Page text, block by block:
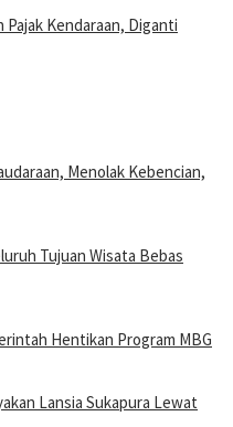
Pajak Kendaraan, Diganti
Menolak Kebencian,
Tujuan Wisata Bebas
Hentikan Program MBG
Lansia Sukapura Lewat